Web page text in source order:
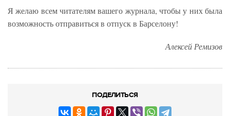
Я желаю всем читателям вашего журнала, чтобы у них была
возможность отправиться в отпуск в Барселону!
Алексей Ремизов
ПОДЕЛИТЬСЯ